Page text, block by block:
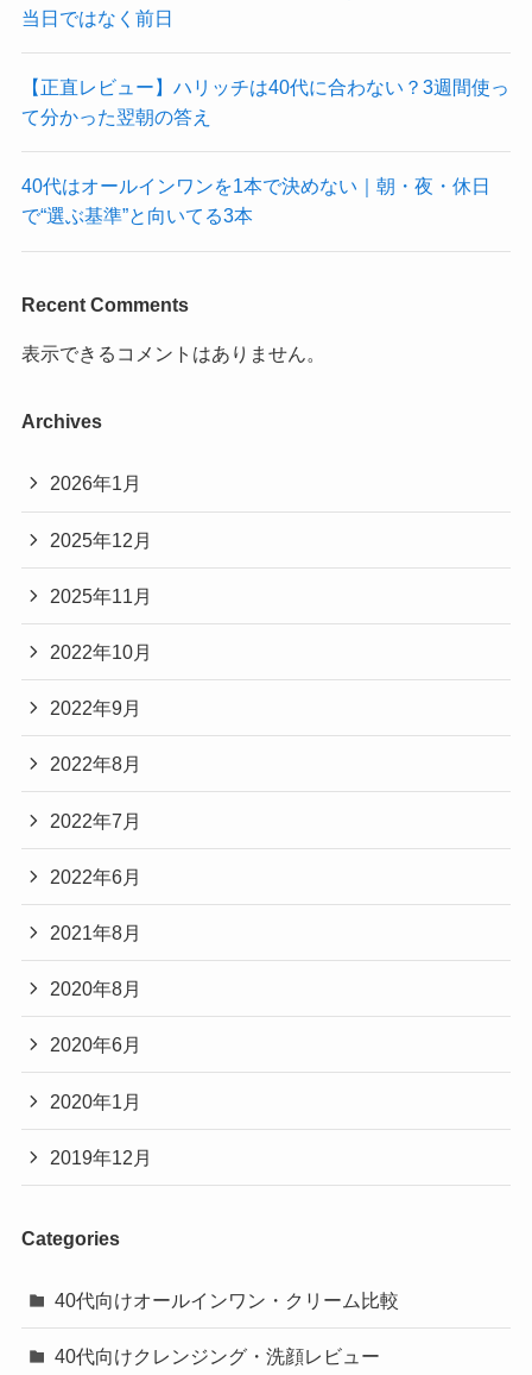
当日ではなく前日
【正直レビュー】ハリッチは40代に合わない？3週間使っ
て分かった翌朝の答え
40代はオールインワンを1本で決めない｜朝・夜・休日
で“選ぶ基準”と向いてる3本
Recent Comments
表示できるコメントはありません。
Archives
2026年1月
2025年12月
2025年11月
2022年10月
2022年9月
2022年8月
2022年7月
2022年6月
2021年8月
2020年8月
2020年6月
2020年1月
2019年12月
Categories
40代向けオールインワン・クリーム比較
40代向けクレンジング・洗顔レビュー